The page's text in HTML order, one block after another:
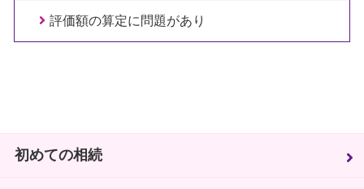
評価額の算定に問題があり
初めての相続